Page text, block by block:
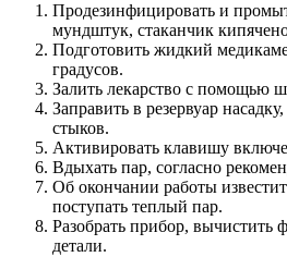
Продезинфицировать и
мундштук, стаканчик
Подготовить жидкий
градусов.
Залить лекарство с помощью
Заправить в резервуар
стыков.
Активировать клавишу
Вдыхать пар, согласно
Об окончании работы
поступать теплый пар.
Разобрать прибор, вычистить
детали.